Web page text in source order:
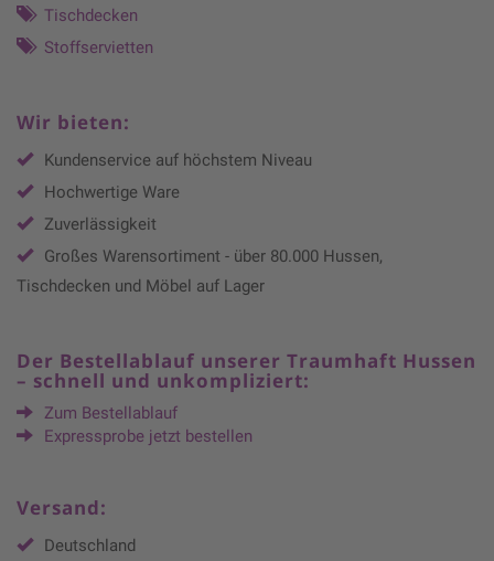
Tischdecken
Stoffservietten
Wir bieten:
Kundenservice auf höchstem Niveau
Hochwertige Ware
Zuverlässigkeit
Großes Warensortiment - über 80.000 Hussen,
Tischdecken und Möbel auf Lager
Der Bestellablauf unserer Traumhaft Hussen
– schnell und unkompliziert:
Zum Bestellablauf
Expressprobe jetzt bestellen
Versand:
Deutschland